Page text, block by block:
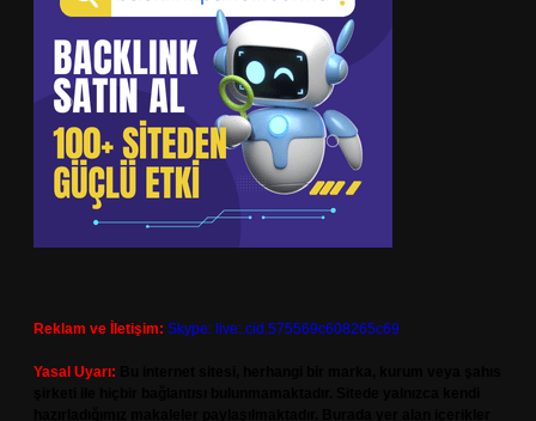
Reklam ve İletişim: Skype: live:.cid.575569c608265c69
Yasal Uyarı: